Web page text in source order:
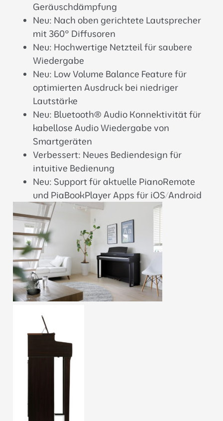
Geräuschdämpfung
Neu: Nach oben gerichtete Lautsprecher
mit 360° Diffusoren
Neu: Hochwertige Netzteil für saubere
Wiedergabe
Neu: Low Volume Balance Feature für
optimierten Ausdruck bei niedriger
Lautstärke
Neu: Bluetooth® Audio Konnektivität für
kabellose Audio Wiedergabe von
Smartgeräten
Verbessert: Neues Bediendesign für
intuitive Bedienung
Neu: Support für aktuelle PianoRemote
und PiaBookPlayer Apps für iOS/Android